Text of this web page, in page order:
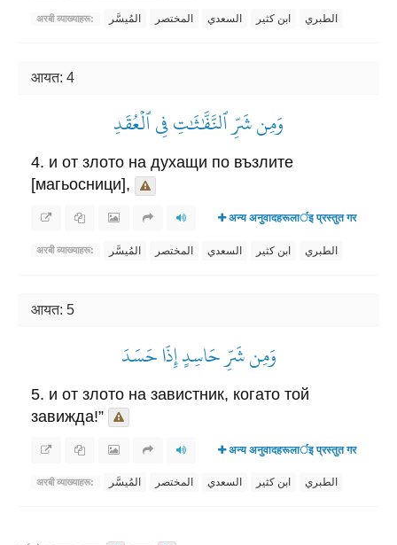
अरबी व्याख्याहरू: المُيسَّر المختصر السعدي ابن كثير الطبري
आयत: 4
وَمِن شَرِّ ٱلنَّفَّٰثَٰتِ فِي ٱلۡعُقَدِ
4. и от злото на духащи по възлите
[магьосници],
अन्य अनुवादहरूलार्इ प्रस्तुत गर
अरबी व्याख्याहरू: المُيسَّر المختصر السعدي ابن كثير الطبري
आयत: 5
وَمِن شَرِّ حَاسِدٍ إِذَا حَسَدَ
5. и от злото на завистник, когато той
завижда!”
अन्य अनुवादहरूलार्इ प्रस्तुत गर
अरबी व्याख्याहरू: المُيسَّر المختصر السعدي ابن كثير الطبري